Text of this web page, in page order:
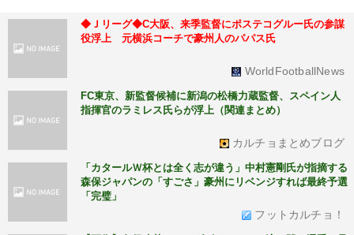
◆Ｊリーグ◆C大阪、来季監督にポステコグルー氏の参謀
役浮上 元横浜コーチで豪州人のパパス氏
WorldFootballNews
FC東京、新監督候補に新潟の松橋力蔵監督、スペイン人
指揮官のラミレス氏らが浮上（関連まとめ）
カルチョまとめブログ
「カタールＷ杯とは全く志が違う」中村憲剛氏が指摘する
森保ジャパンの「すごさ」豪州にリベンジすれば最終予選
「完璧」
フットカルチョ！